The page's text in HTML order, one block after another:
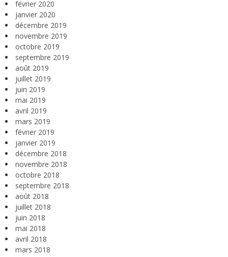
février 2020
janvier 2020
décembre 2019
novembre 2019
octobre 2019
septembre 2019
août 2019
juillet 2019
juin 2019
mai 2019
avril 2019
mars 2019
février 2019
janvier 2019
décembre 2018
novembre 2018
octobre 2018
septembre 2018
août 2018
juillet 2018
juin 2018
mai 2018
avril 2018
mars 2018